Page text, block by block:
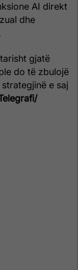
AI direkt
dhe
gjatë
do të zbulojë
e saj